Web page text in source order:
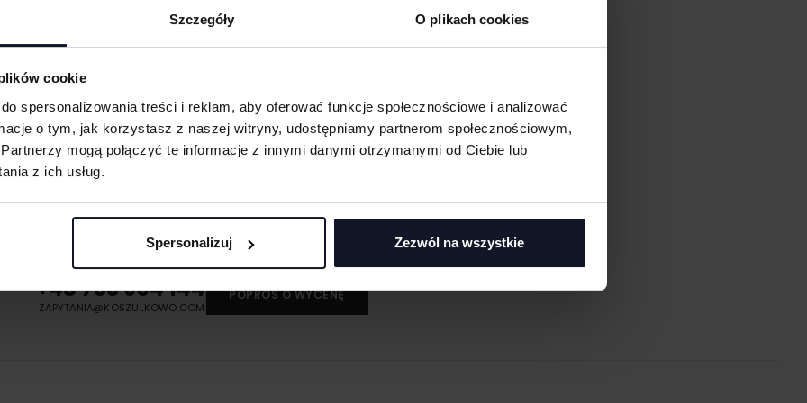
Szczegóły O plikach cookies
cookie
spersonalizowania treści i reklam, aby oferować funkcje społecznościowe i analizować
o tym, jak korzystasz z naszej witryny, udostępniamy partnerom społecznościowym,
mogą połączyć te informacje z innymi danymi otrzymanymi od Ciebie lub
z ich usług.
Spersonalizuj Zezwól na wszystkie
przy większych
merchu.
masz pytania odnośnie naszych produktów, zdobień lub współpracy, nasi
specjaliści chętnie Ci pomogą.
+48 733 904 144
ZAPYTANIA@KOSZULKOWO.COM
POPROŚ O WYCENĘ